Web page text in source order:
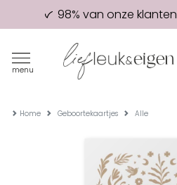
Eerste
menu
Home Geboortekaartjes Alle